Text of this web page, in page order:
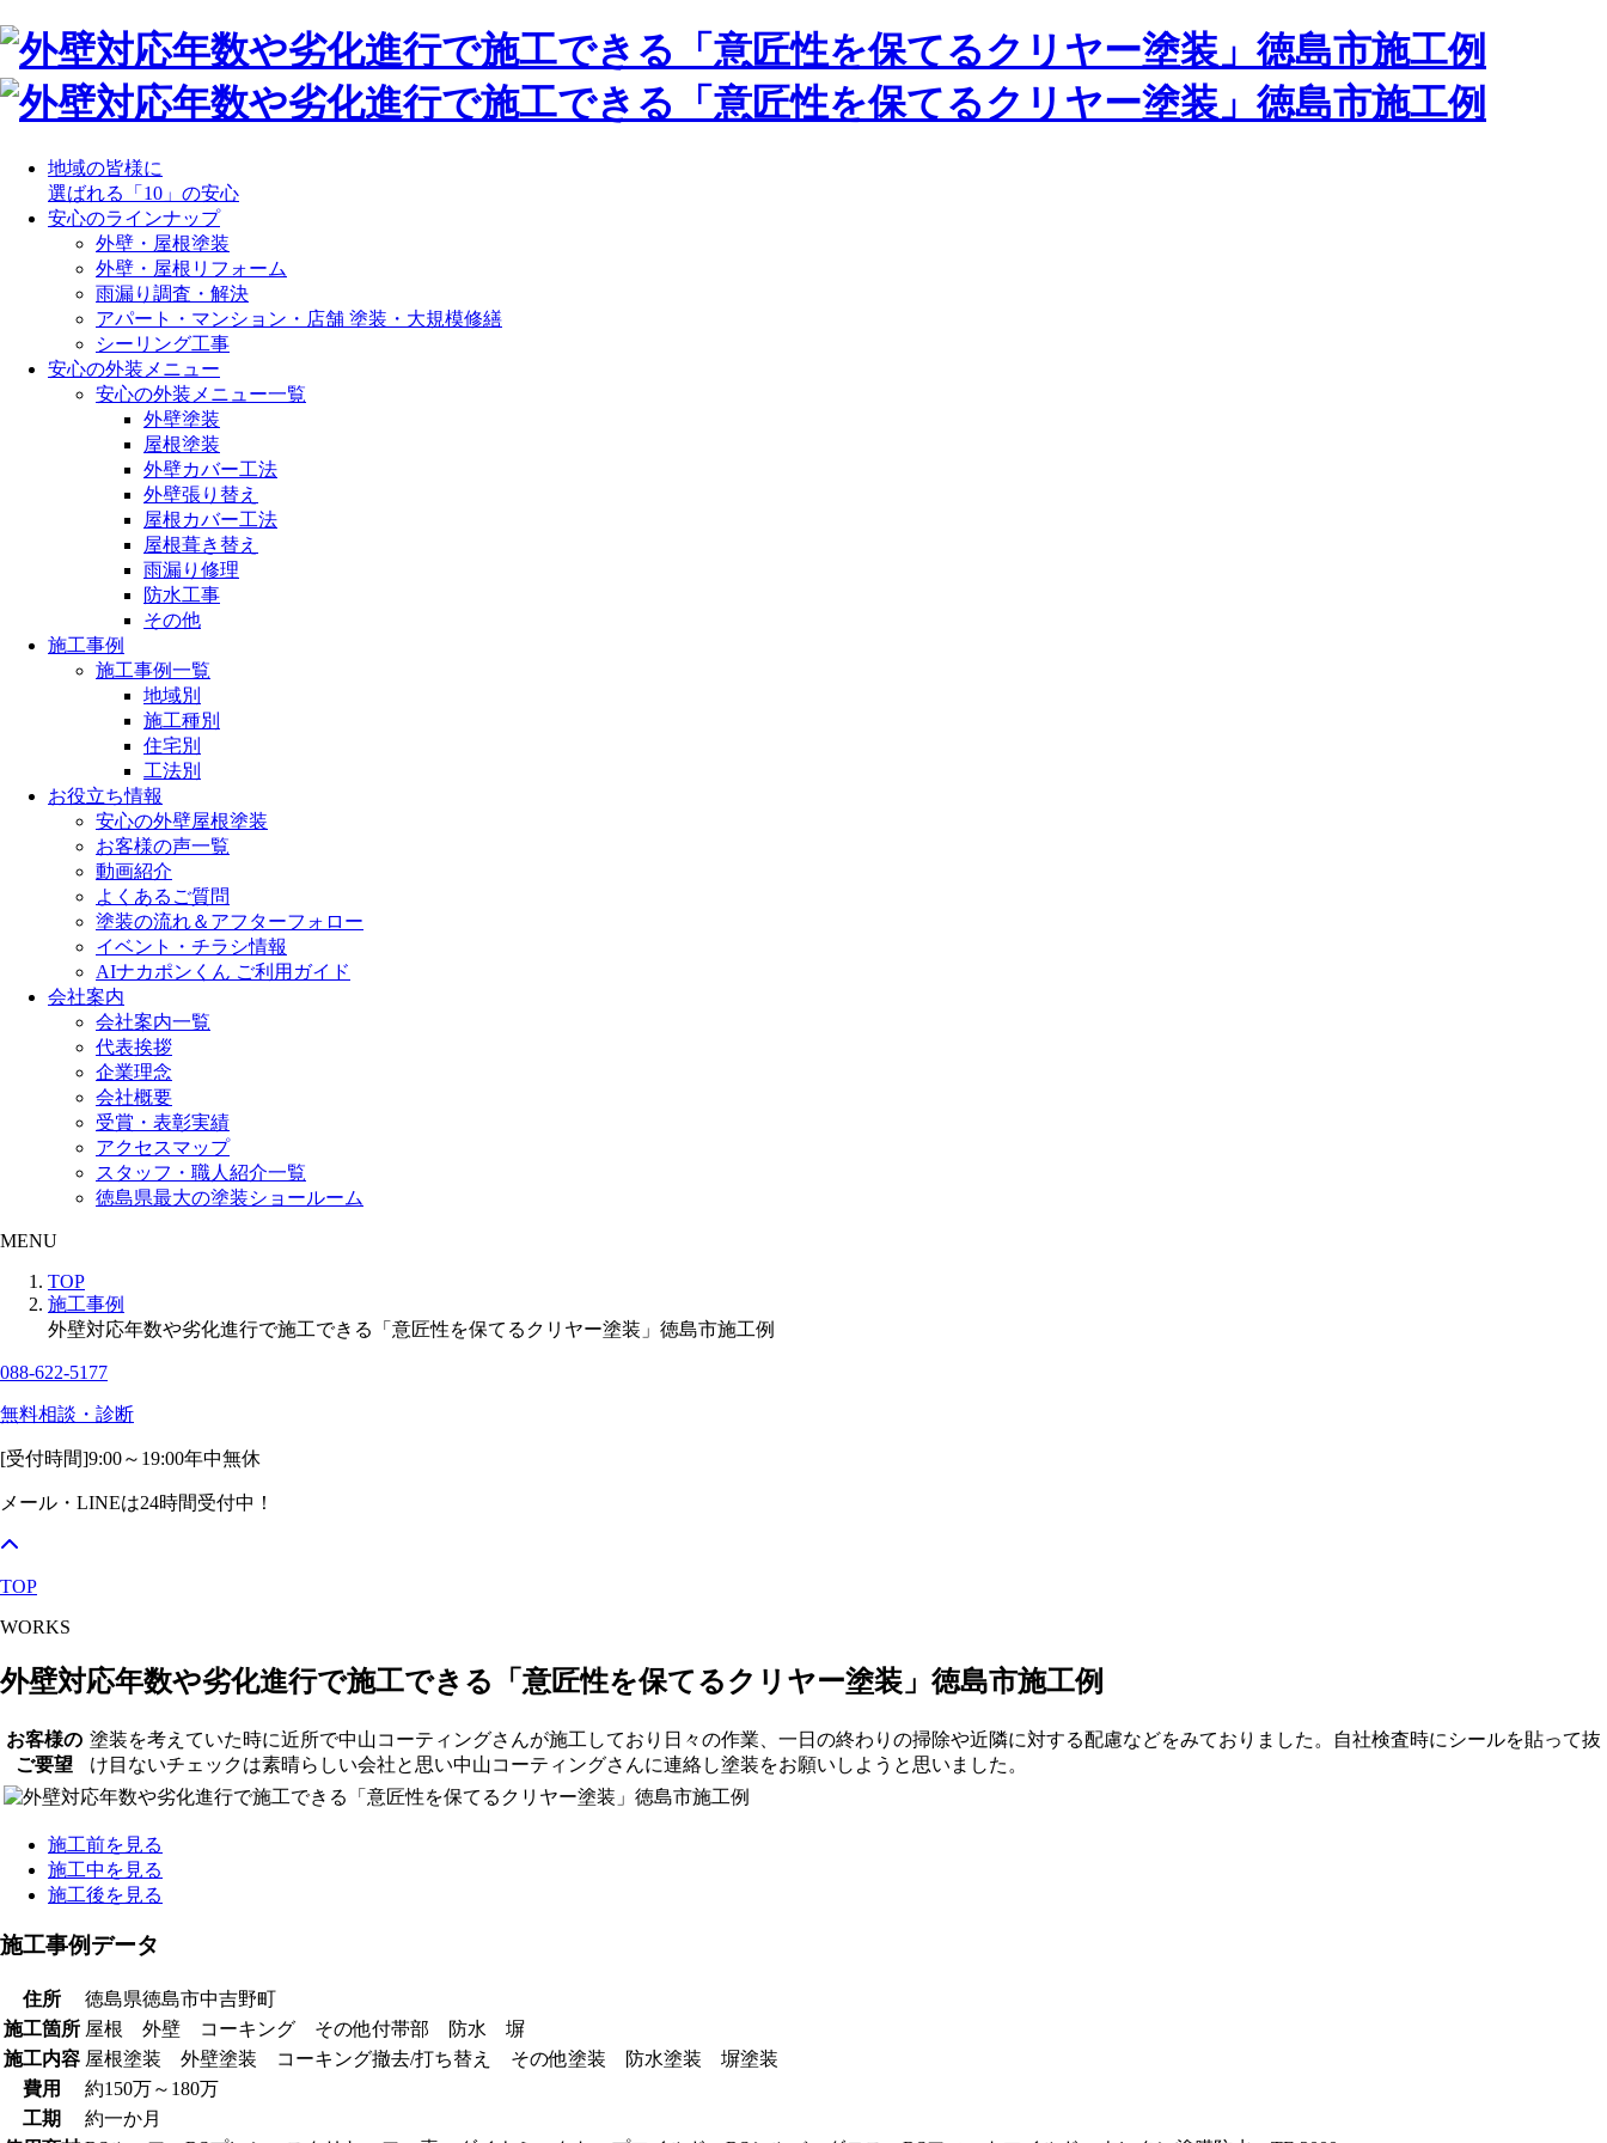
地域の皆様に
選ばれる「10」の安心
安心のラインナップ
外壁・屋根塗装
外壁・屋根リフォーム
雨漏り調査・解決
アパート・マンション・店舗 塗装・大規模修繕
シーリング工事
安心の外装メニュー
安心の外装メニュー一覧
外壁塗装
屋根塗装
外壁カバー工法
外壁張り替え
屋根カバー工法
屋根葺き替え
雨漏り修理
防水工事
その他
施工事例
施工事例一覧
地域別
施工種別
住宅別
工法別
お役立ち情報
安心の外壁屋根塗装
お客様の声一覧
動画紹介
よくあるご質問
塗装の流れ＆アフターフォロー
イベント・チラシ情報
AIナカポンくん ご利用ガイド
会社案内
会社案内一覧
代表挨拶
企業理念
会社概要
受賞・表彰実績
アクセスマップ
スタッフ・職人紹介一覧
徳島県最大の塗装ショールーム
MENU
TOP
施工事例
外壁対応年数や劣化進行で施工できる「意匠性を保てるクリヤー塗装」徳島市施工例
088-622-5177
無料相談・診断
[受付時間]9:00～19:00年中無休
メール・LINEは24時間受付中！
TOP
WORKS
外壁対応年数や劣化進行で施工できる「意匠性を保てるクリヤー塗装」徳島市施工例
お客様の
ご要望
塗装を考えていた時に近所で中山コーティングさんが施工しており日々の作業、一日の終わりの掃除や近隣に対する配慮などをみておりました。自社検査時にシールを貼って抜
け目ないチェックは素晴らしい会社と思い中山コーティングさんに連絡し塗装をお願いしようと思いました。
施工前を見る
施工中を見る
施工後を見る
施工事例データ
住所
徳島県徳島市中吉野町
施工箇所 屋根 外壁 コーキング その他付帯部 防水 塀
施工内容 屋根塗装 外壁塗装 コーキング撤去/打ち替え その他塗装 防水塗装 塀塗装
費用
約150万～180万
工期
約一か月